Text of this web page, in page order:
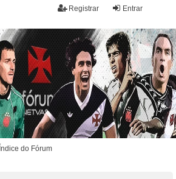
Entrar
Registrar
Índice do Fórum